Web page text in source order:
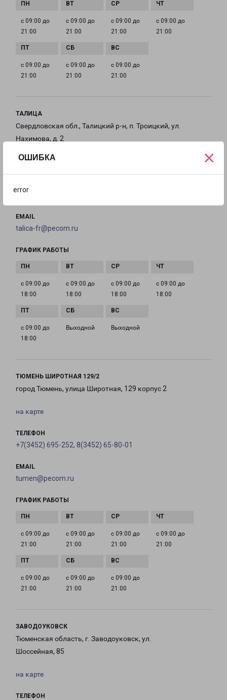
ОШИБКА
error
×
с 09:00 до
21:00
с 09:00 до
21:00
с 09:00 до
21:00
с 09:00 до
21:00
с 09:00 до
21:00
с 09:00 до
21:00
с 09:00 до
21:00
ТАЛИЦА
Свердловская обл., Талицкий р-н, п. Троицкий, ул.
Нахимова, д. 2
на карте
+7 (343) 227-00-91
EMAIL
talica-fr@pecom.ru
ГРАФИК РАБОТЫ
с 09:00 до
18:00
с 09:00 до
18:00
с 09:00 до
18:00
с 09:00 до
18:00
с 09:00 до
18:00
Выходной Выходной
ТЮМЕНЬ ШИРОТНАЯ 129/2
город Тюмень, улица Широтная, 129 корпус 2
на карте
ТЕЛЕФОН
+7(3452) 695-252, 8(3452) 65-80-01
EMAIL
tumen@pecom.ru
ГРАФИК РАБОТЫ
с 09:00 до
21:00
с 09:00 до
21:00
с 09:00 до
21:00
с 09:00 до
21:00
с 09:00 до
21:00
с 09:00 до
21:00
с 09:00 до
21:00
ЗАВОДОУКОВСК
Тюменская область, г. Заводоуковск, ул.
Шоссейная, 85
на карте
ТЕЛЕФОН